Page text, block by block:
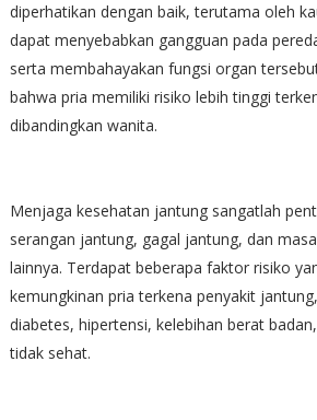
diperhatikan dengan baik, terutama oleh
dapat menyebabkan gangguan pada
serta membahayakan fungsi organ
bahwa pria memiliki risiko lebih tinggi
dibandingkan wanita.
Menjaga kesehatan jantung sangatlah
serangan jantung, gagal jantung, dan
lainnya. Terdapat beberapa faktor risiko
kemungkinan pria terkena penyakit
diabetes, hipertensi, kelebihan berat
tidak sehat.